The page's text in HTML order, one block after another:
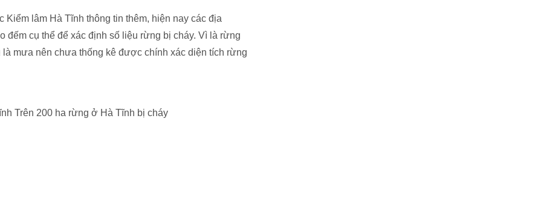
lâm Hà Tĩnh thông tin thêm, hiện nay các địa
đếm cụ thể để xác định số liệu rừng bị cháy. Vì là rừng
mưa nên chưa thống kê được chính xác diện tích rừng
Trên 200 ha rừng ở Hà Tĩnh bị cháy